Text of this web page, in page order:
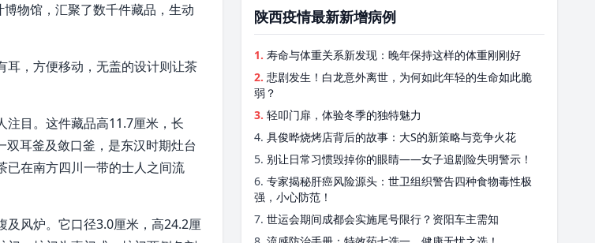
物馆，汇聚了数千件藏品，生动
耳，方便移动，无盖的设计则让茶
注目。这件藏品高11.7厘米，长
耳釜及敛口釜，是东汉时期灶台
已在南方四川一带的士人之间流
及风炉。它口径3.0厘米，高24.2厘
陕西疫情最新新增病例
1. 寿命与体重关系新发现：晚年保持这样的体重刚刚好
2. 悲剧发生！白龙意外离世，为何如此年轻的生命如此脆
弱？
3. 轻叩门扉，体验冬季的独特魅力
4. 具俊晔烧烤店背后的故事：大S的新策略与竞争火花
5. 别让日常习惯毁掉你的眼睛——女子追剧险失明警示！
6. 专家揭秘肝癌风险源头：世卫组织警告四种食物毒性极
强，小心防范！
7. 世运会期间成都会实施尾号限行？资阳车主需知